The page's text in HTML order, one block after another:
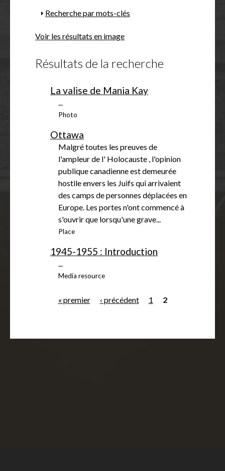
A
f
c
Recherche par mots-clés
Voir les résultats en image
Résultats de la recherche
La valise de Mania Kay
...
Photo
Ottawa
Malgré toutes les preuves de
l'ampleur de l' Holocauste , l'opinion
publique canadienne est demeurée
hostile envers les Juifs qui arrivaient
des camps de personnes déplacées en
Europe. Les portes n'ont commencé à
s'ouvrir que lorsqu'une grave...
Place
1945-1955 : Introduction
...
Media resource
« premier ‹ précédent 1 2